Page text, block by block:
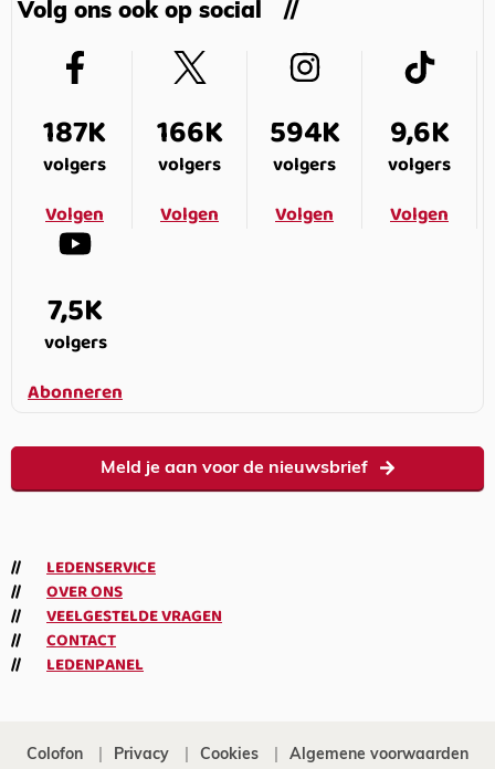
Volg ons ook op social
187K
volgers
Volgen
166K
volgers
Volgen
594K
volgers
Volgen
9,6K
volgers
Volgen
7,5K
volgers
Abonneren
Meld je aan voor de nieuwsbrief
LEDENSERVICE
OVER ONS
VEELGESTELDE VRAGEN
CONTACT
LEDENPANEL
Colofon Privacy Cookies Algemene voorwaarden